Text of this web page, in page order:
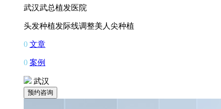
武汉武总植发医院
头发种植发际线调整美人尖种植
0 文章
0 案例
武汉